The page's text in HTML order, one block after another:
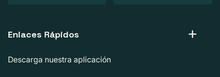
Enlaces Rápidos
Descarga nuestra aplicación